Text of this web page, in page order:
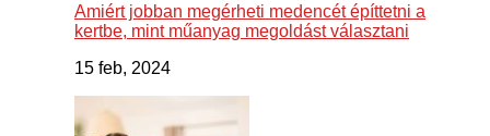
Amiért jobban megérheti medencét építtetni a
kertbe, mint műanyag megoldást választani
15 feb, 2024